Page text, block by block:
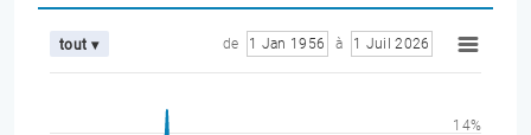
tout ▾ de 1 Jan 1956 à 1 Juil 2026
14%